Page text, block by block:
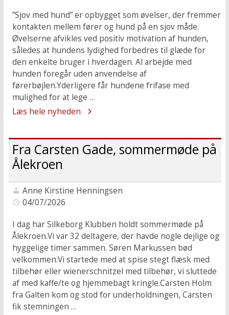
”Sjov med hund” er opbygget som øvelser, der fremmer
kontakten mellem fører og hund på en sjov måde.
Øvelserne afvikles ved positiv motivation af hunden,
således at hundens lydighed forbedres til glæde for
den enkelte bruger i hverdagen. Al arbejde med
hunden foregår uden anvendelse af
førerbøjlen.Yderligere får hundene frifase med
mulighed for at lege …
Læs hele nyheden
Fra Carsten Gade, sommermøde på
Ålekroen
Anne Kirstine Henningsen
04/07/2026
I dag har Silkeborg Klubben holdt sommermøde på
Ålekroen.Vi var 32 deltagere, der havde nogle dejlige og
hyggelige timer sammen. Søren Markussen bød
velkommen.Vi startede med at spise stegt flæsk med
tilbehør eller wienerschnitzel med tilbehør, vi sluttede
af med kaffe/te og hjemmebagt kringle.Carsten Holm
fra Galten kom og stod for underholdningen, Carsten
fik stemningen …